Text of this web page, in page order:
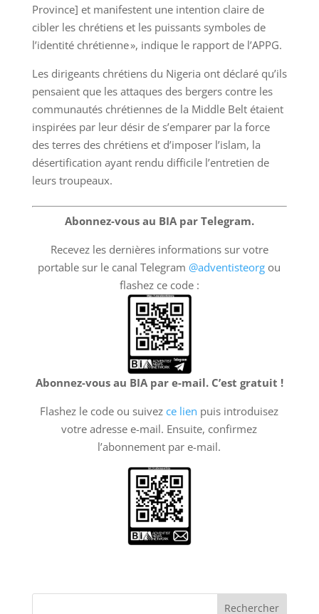
Province] et manifestent une intention claire de
cibler les chrétiens et les puissants symboles de
l’identité chrétienne », indique le rapport de l’APPG.
Les dirigeants chrétiens du Nigeria ont déclaré qu’ils
pensaient que les attaques des bergers contre les
communautés chrétiennes de la Middle Belt étaient
inspirées par leur désir de s’emparer par la force
des terres des chrétiens et d’imposer l’islam, la
désertification ayant rendu difficile l’entretien de
leurs troupeaux.
Abonnez-vous au BIA par Telegram.
Recevez les dernières informations sur votre
portable sur le canal Telegram@adventisteorg ou
flashez ce code :
Abonnez-vous au BIA par e-mail. C’est gratuit !
Flashez le code ou suivezce lien puis introduisez
votre adresse e-mail. Ensuite, confirmez
l’abonnement par e-mail.